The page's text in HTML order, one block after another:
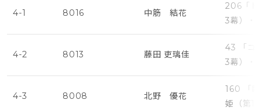
4-1 8016 中筋 結花
206「ド
3幕）・
4-2 8013 藤田 吏璃佳
43 「コ
3幕）・
4-3 8008 北野 優花
160 「
姫（第1